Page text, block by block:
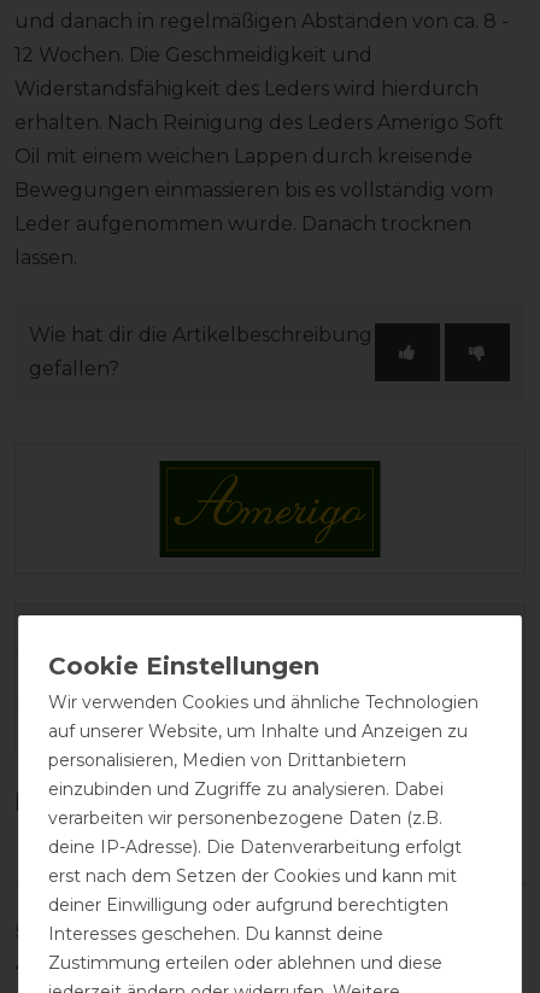
und danach in regelmäßigen Abständen von ca. 8 -
12 Wochen. Die Geschmeidigkeit und
Widerstandsfähigkeit des Leders wird hierdurch
erhalten. Nach Reinigung des Leders Amerigo Soft
Oil mit einem weichen Lappen durch kreisende
Bewegungen einmassieren bis es vollständig vom
Leder aufgenommen wurde. Danach trocknen
lassen.
Wie hat dir die Artikelbeschreibung
gefallen?
SKU:ame01-500ml
EAN:
Kundenrezensionen (0)
5
0
4
0
Wir verwenden Cookies und ähnliche Technologien
auf unserer Website, um Inhalte und Anzeigen zu
personalisieren, Medien von Drittanbietern
einzubinden und Zugriffe zu analysieren. Dabei
verarbeiten wir personenbezogene Daten (z.B.
deine IP-Adresse). Die Datenverarbeitung erfolgt
erst nach dem Setzen der Cookies und kann mit
deiner Einwilligung oder aufgrund berechtigten
Interesses geschehen. Du kannst deine
Zustimmung erteilen oder ablehnen und diese